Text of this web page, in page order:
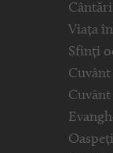
Viața
Sfinți
Oaspeți